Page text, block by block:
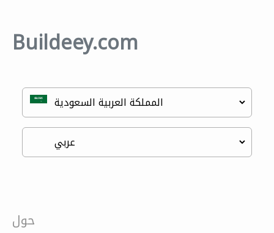
Buildeey.com
حول